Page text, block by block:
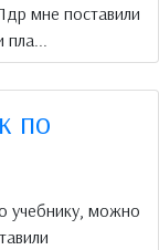
мне поставили
пла...
по
учебнику, можно